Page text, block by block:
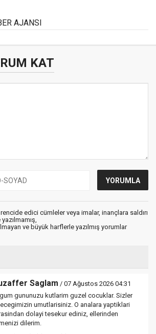
AJANSI
KAT
edici cümleler veya imalar, inançlara saldırı
ve büyük harflerle yazılmış yorumlar
Saglam / 07 Ağustos 2026 04:31
gununuzu kutlarim guzel cocuklar. Sizler
umutlarisiniz. O analara yaptiklari
dolayi tesekur ediniz, ellerinden
dilerim.